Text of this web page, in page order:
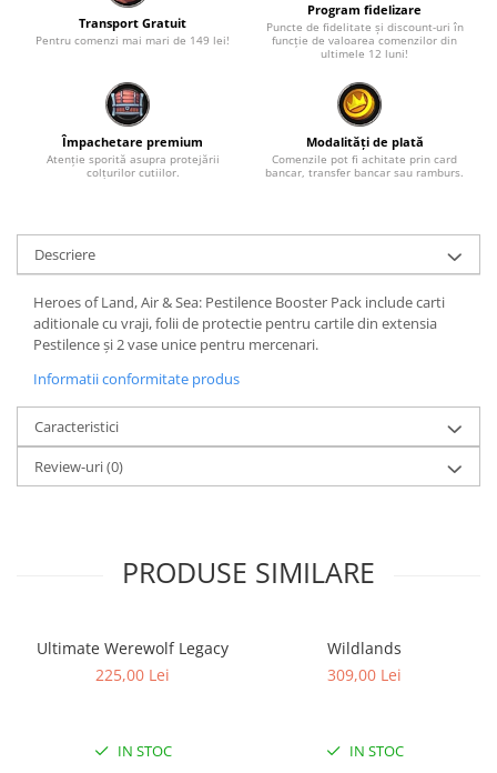
Transport Gratuit
Pentru comenzi mai mari de 149 lei!
Program fidelizare
Puncte de fidelitate și discount-uri în
funcție de valoarea comenzilor din
ultimele 12 luni!
Împachetare premium
Atenție sporită asupra protejării
colțurilor cutiilor.
Modalități de plată
Comenzile pot fi achitate prin card
bancar, transfer bancar sau ramburs.
Descriere
Heroes of Land, Air & Sea: Pestilence Booster Pack include carti
aditionale cu vraji, folii de protectie pentru cartile din extensia
Pestilence și 2 vase unice pentru mercenari.
Informatii conformitate produs
Caracteristici
Review-uri(0)
PRODUSE SIMILARE
Ultimate Werewolf Legacy
225,00 Lei
IN STOC
Wildlands
309,00 Lei
IN STOC